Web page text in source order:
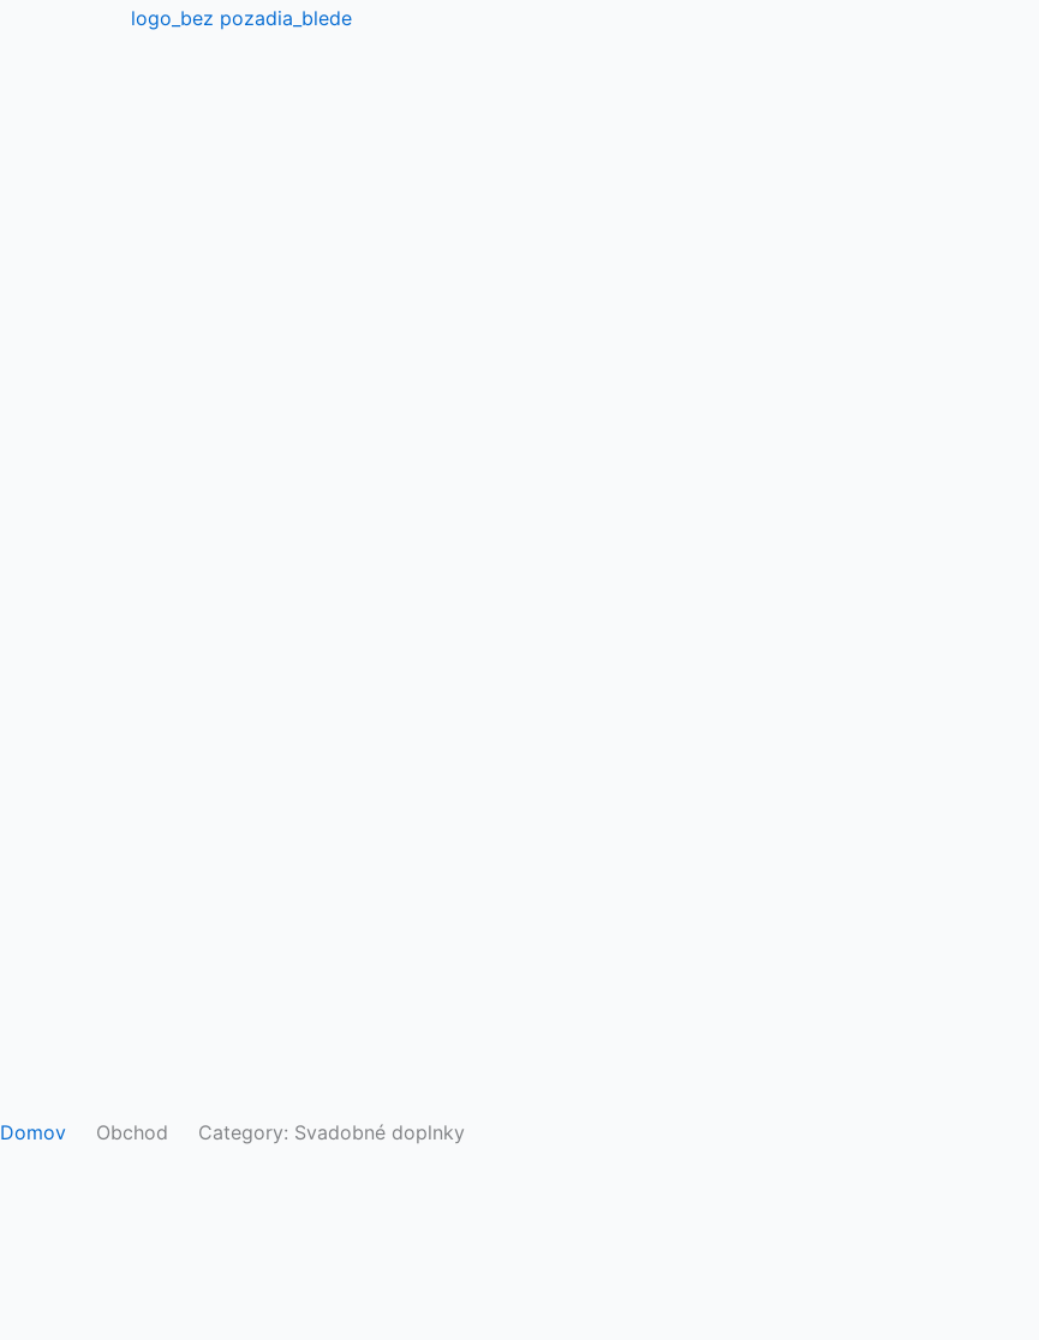
Domov
Obchod
Category: Svadobné doplnky